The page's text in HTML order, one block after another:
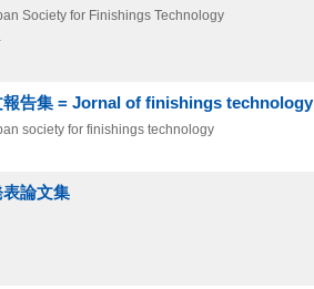
Society for Finishings Technology
報告集 = Jornal of finishings technology
society for finishings technology
論文集